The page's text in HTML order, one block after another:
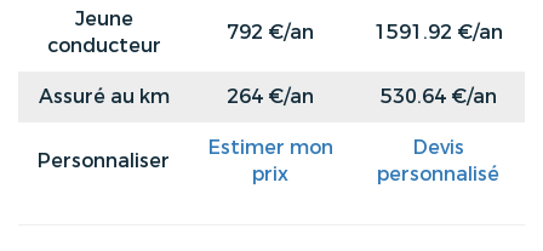
Jeune
conducteur
792 €/an 1591.92 €/an
Assuré au km 264 €/an 530.64 €/an
Personnaliser
Estimer mon
prix
Devis
personnalisé